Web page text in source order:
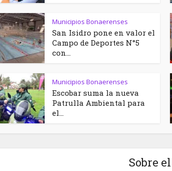
Municipios Bonaerenses
San Isidro pone en valor el
Campo de Deportes N°5
con...
Municipios Bonaerenses
Escobar suma la nueva
Patrulla Ambiental para
el...
Sobre